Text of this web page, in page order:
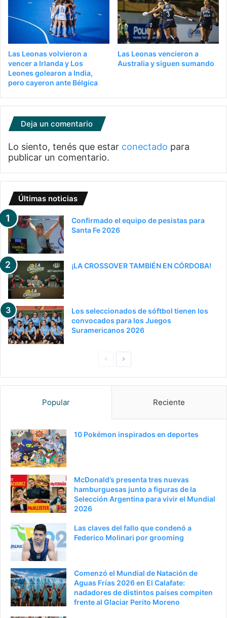
Las Leonas volvieron a
vencer a Irlanda y Los
Leones golearon a India,
pero cayeron ante Bélgica
Las Leonas vencieron a
Australia y siguen sumando
Deja un comentario
Lo siento, tenés que estar conectado para
publicar un comentario.
Últimas noticias
Confirmado el equipo de pesistas para
Santa Fe 2026
¡LA CROSSOVER TAMBIÉN EN CÓRDOBA!
Los seleccionados de sóftbol tienen los
convocados para los Juegos
Suramericanos 2026
g
e
r
o
g
p
á
i
Popular Reciente
10 Pokémon inspirados en deportes
McDonald’s presenta tres nuevas
hamburguesas junto a figuras de la
Selección Argentina para vivir el Mundial
2026
Las claves del fallo que condenó a
Federico Molinari por grooming
Comenzó el Mundial de Natación de
Aguas Frías 2026 en El Calafate:
nadadores de distintos países compiten
frente al Glaciar Perito Moreno